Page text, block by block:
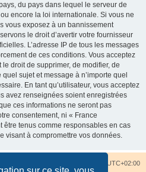
du pays dans lequel le serveur de
encore la loi internationale. Si vous ne
vous exposez à un bannissement
le droit d’avertir votre fournisseur
L’adresse IP de tous les messages
de ces conditions. Vous acceptez
droit de supprimer, de modifier, de
sujet et message à n’importe quel
En tant qu’utilisateur, vous acceptez
avez renseignées soient enregistrées
ces informations ne seront pas
consentement, ni « France
être tenus comme responsables en cas
visant à compromettre vos données.
UTC+02:00